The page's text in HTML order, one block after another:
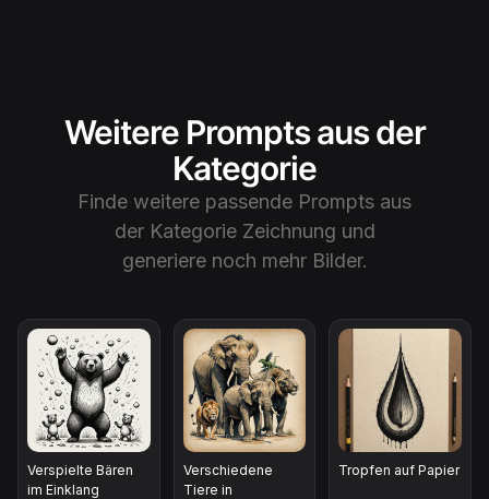
Weitere Prompts aus der
Kategorie
Finde weitere passende Prompts aus
der Kategorie Zeichnung und
generiere noch mehr Bilder.
Verspielte Bären
im Einklang
Verschiedene
Tiere in
Tropfen auf Papier